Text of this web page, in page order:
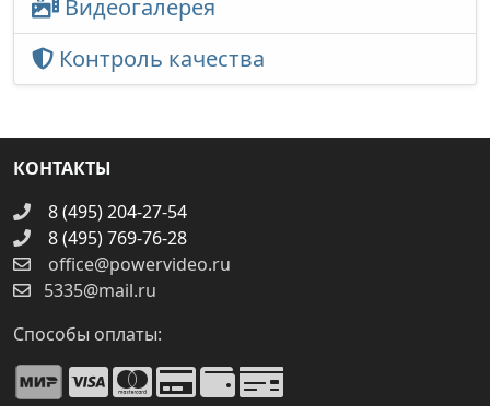
Видеогалерея
Контроль качества
КОНТАКТЫ
8 (495) 204-27-54
8 (495) 769-76-28
office@powervideo.ru
5335@mail.ru
Способы оплаты: